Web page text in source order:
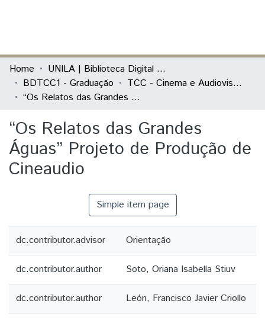
Communities & Collections
All of DSpace
Home
UNILA | Biblioteca Digital de Trabalhos de Conclusão de Curso
BDTCC1 - Graduação
TCC - Cinema e Audiovisual - TCC prático
“Os Relatos das Grandes Águas” Projeto de Produção de Cineaudio
“Os Relatos das Grandes
Águas” Projeto de Produção de
Cineaudio
Simple item page
dc.contributor.advisor Orientação
dc.contributor.author Soto, Oriana Isabella Stiuv
dc.contributor.author León, Francisco Javier Criollo